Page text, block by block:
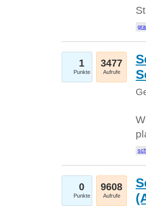
1
Punkte
3477
Aufrufe
0
Punkte
9608
Aufrufe